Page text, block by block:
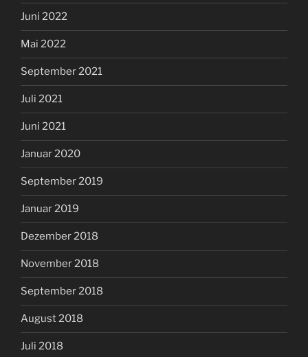
Juni 2022
Mai 2022
September 2021
Juli 2021
Juni 2021
Januar 2020
September 2019
Januar 2019
Dezember 2018
November 2018
September 2018
August 2018
Juli 2018